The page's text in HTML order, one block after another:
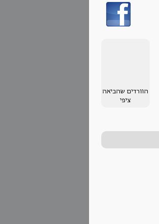
הוורדים שהביאה
ציפי